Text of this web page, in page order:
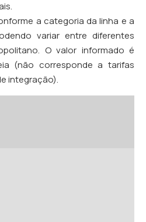
a categoria da linha e a
variar entre diferentes
O valor informado é
(não corresponde a tarifas
integração).